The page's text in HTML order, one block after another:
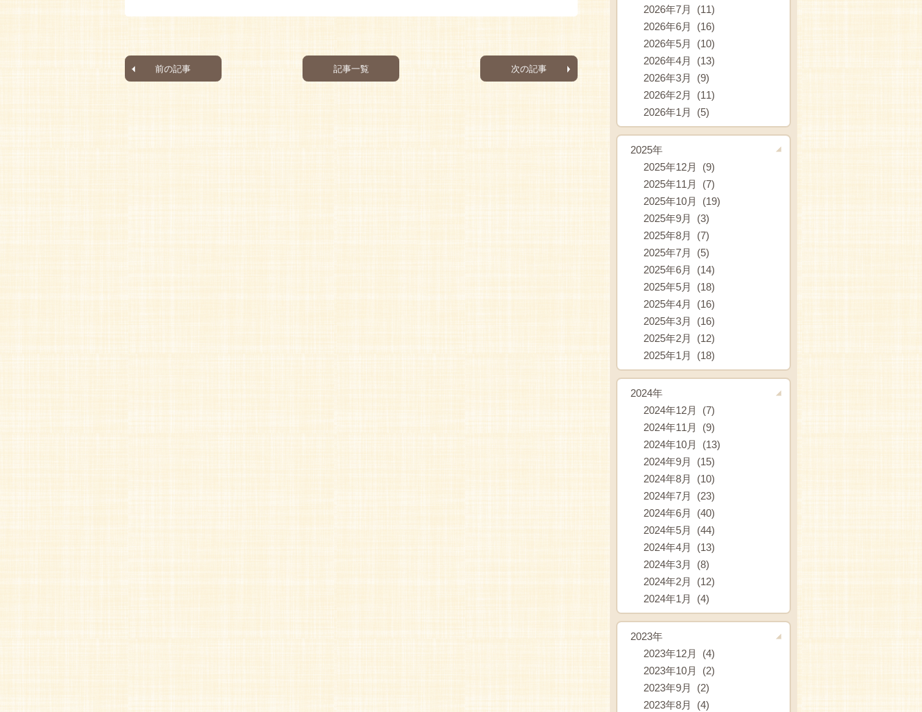
前の記事 記事一覧 次の記事
2026年7月 (11)
2026年6月 (16)
2026年5月 (10)
2026年4月 (13)
2026年3月 (9)
2026年2月 (11)
2026年1月 (5)
2025年
2025年12月 (9)
2025年11月 (7)
2025年10月 (19)
2025年9月 (3)
2025年8月 (7)
2025年7月 (5)
2025年6月 (14)
2025年5月 (18)
2025年4月 (16)
2025年3月 (16)
2025年2月 (12)
2025年1月 (18)
2024年
2024年12月 (7)
2024年11月 (9)
2024年10月 (13)
2024年9月 (15)
2024年8月 (10)
2024年7月 (23)
2024年6月 (40)
2024年5月 (44)
2024年4月 (13)
2024年3月 (8)
2024年2月 (12)
2024年1月 (4)
2023年
2023年12月 (4)
2023年10月 (2)
2023年9月 (2)
2023年8月 (4)